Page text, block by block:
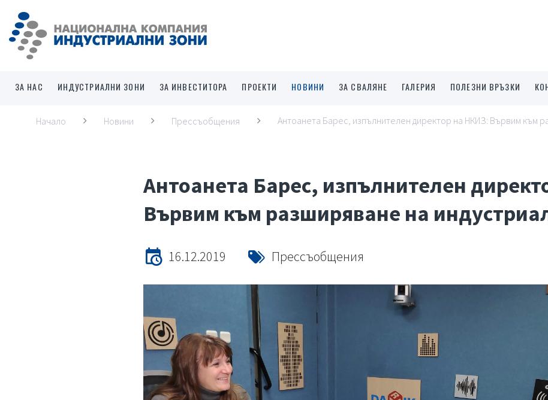
ЗА НАС ИНДУСТРИАЛНИ ЗОНИ ЗА ИНВЕСТИТОРА ПРОЕКТИ НОВИНИ ЗА СВАЛЯНЕ ГАЛЕРИЯ ПОЛЕЗНИ ВРЪЗКИ
Начало Новини Прессъобщения Антоанета Барес, изпълнителен директор на НКИЗ: Вървим към
Антоанета Барес, изпълнителен
Вървим към разширяване на
16.12.2019 Прессъобщения